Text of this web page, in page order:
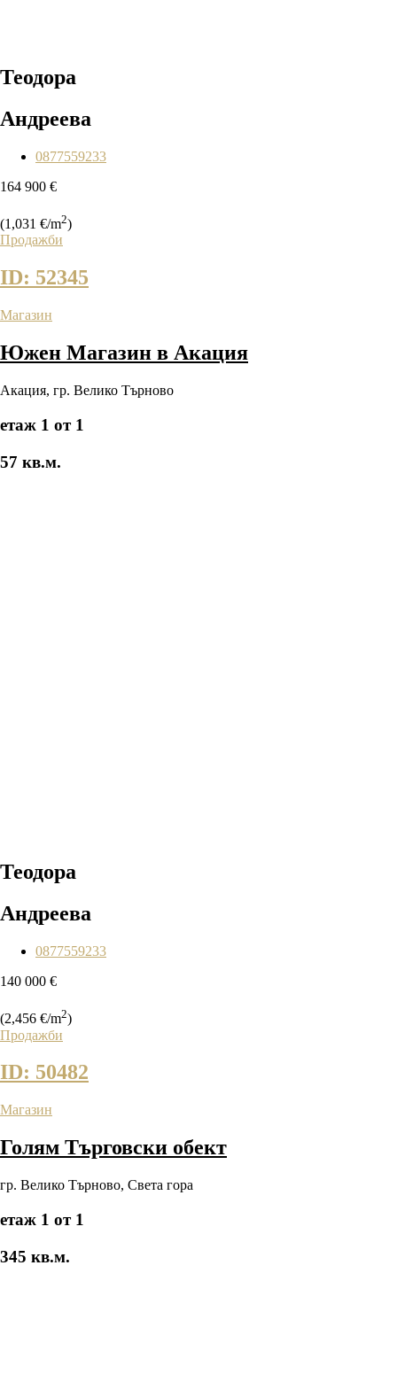
Теодора
Андреева
0877559233
164 900 €
(1,031 €/m2)
Продажби
ID: 52345
Магазин
Южен Магазин в Акация
Акация, гр. Велико Търново
етаж 1 от 1
57 кв.м.
Теодора
Андреева
0877559233
140 000 €
(2,456 €/m2)
Продажби
ID: 50482
Магазин
Голям Търговски обект
гр. Велико Търново, Света гора
етаж 1 от 1
345 кв.м.